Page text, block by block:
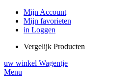
Mijn Account
Mijn favorieten
in Loggen
Vergelijk Producten
uw winkel Wagentje
Menu